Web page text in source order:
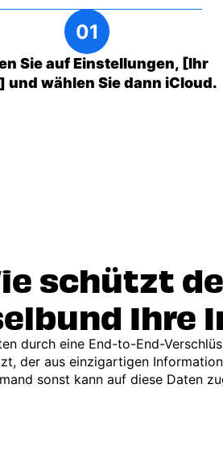
Sie auf Einstellungen, [Ihr
und wählen Sie dann iCloud.
schützt
Ihre
durch eine End-to-End-
der aus einzigartigen
sonst kann auf diese Daten